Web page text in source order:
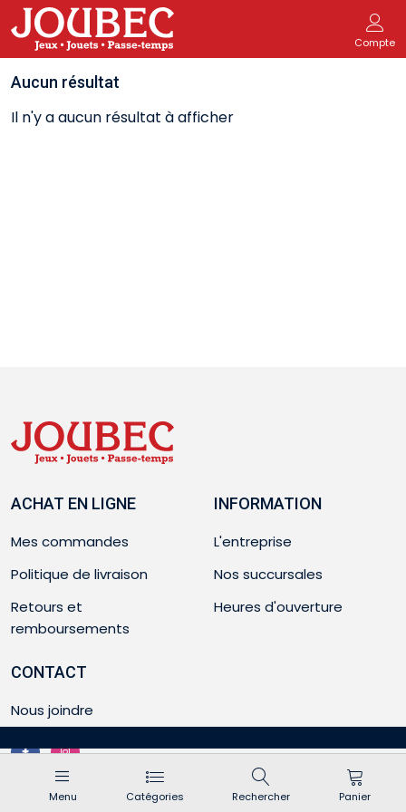
Compte
Menu Catégories Rechercher Panier
Aucun résultat
Il n'y a aucun résultat à afficher
ACHAT EN LIGNE
Mes commandes
Politique de livraison
Retours et
remboursements
INFORMATION
L'entreprise
Nos succursales
Heures d'ouverture
CONTACT
Nous joindre